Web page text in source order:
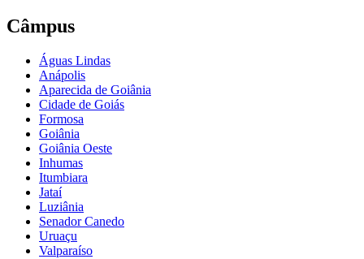
Câmpus
Águas Lindas
Anápolis
Aparecida de Goiânia
Cidade de Goiás
Formosa
Goiânia
Goiânia Oeste
Inhumas
Itumbiara
Jataí
Luziânia
Senador Canedo
Uruaçu
Valparaíso